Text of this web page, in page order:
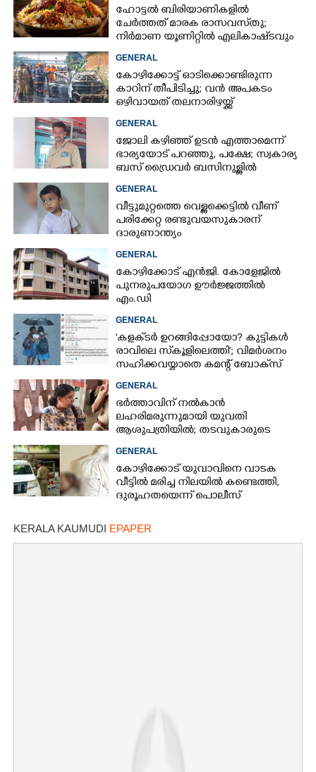
ഹോട്ടൽ ബിരിയാണികളിൽ
ചേർത്തത് മാരക രാസവസ്‌തു;
നിർമാണ യൂണിറ്റിൽ എലികാഷ്‌ടവും
GENERAL
കോഴിക്കോട്ട് ഓടിക്കൊണ്ടിരുന്ന
കാറിന് തീപിടിച്ചു; വൻ അപകടം
ഒഴിവായത് തലനാരിഴയ്ക്ക്
GENERAL
ജോലി കഴിഞ്ഞ് ഉടൻ എത്താമെന്ന്
ഭാര്യയോട് പറഞ്ഞു, പക്ഷേ; സ്വകാര്യ
ബസ് ഡ്രൈവ‌ർ ബസിനുള്ളിൽ
GENERAL
വീട്ടുമുറ്റത്തെ വെള്ളക്കെട്ടിൽ വീണ്
പരിക്കേറ്റ രണ്ടുവയസുകാരന്
ദാരുണാന്ത്യം
GENERAL
കോഴിക്കോട് എൻജി. കോളേജിൽ
പുനരുപയോഗ ഊർജ്ജത്തിൽ
എം.ഡി
GENERAL
'കളക്‌ടർ ഉറങ്ങിപ്പോയോ? കുട്ടികൾ
രാവിലെ സ്‌കൂളിലെത്തി'; വിമർശനം
സഹിക്കവയ്യാതെ കമന്റ് ബോക്‌സ്
GENERAL
ഭർത്താവിന് നൽകാൻ
ലഹരിമരുന്നുമായി യുവതി
ആശുപത്രിയിൽ; തടവുകാരുടെ
GENERAL
കോഴിക്കോട് യുവാവിനെ വാടക
വീട്ടിൽ മരിച്ച നിലയിൽ കണ്ടെത്തി,
ദുരൂഹതയെന്ന് പൊലീസ്
KERALA KAUMUDI EPAPER